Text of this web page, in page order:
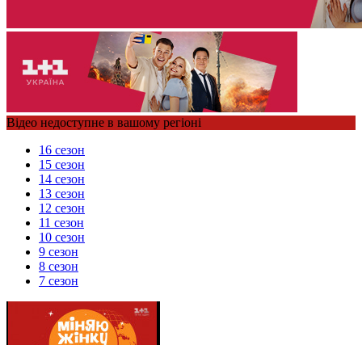
Відео недоступне в вашому регіоні
16 сезон
15 сезон
14 сезон
13 сезон
12 сезон
11 сезон
10 сезон
9 сезон
8 сезон
7 сезон